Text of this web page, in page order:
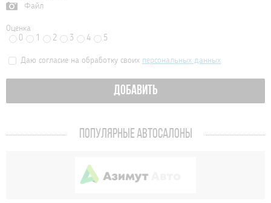
Файл
Оценка
0
1 2 3 4 5
Даю согласие на обработку своих персональных данных
ДОБАВИТЬ
ПОПУЛЯРНЫЕ АВТОСАЛОНЫ